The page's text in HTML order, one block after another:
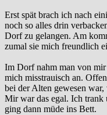
Erst spät brach ich nach
noch so alles drin
Dorf zu gelangen. Am
zumal sie mich freundlich
Im Dorf nahm man von
mich misstrauisch an.
bei der Alten gewesen
Mir war das egal. Ich trank
ging dann müde ins Bett.